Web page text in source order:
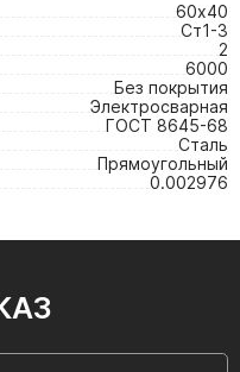
60х40
Ст1-3
2
6000
Без покрытия
Электросварная
ГОСТ 8645-68
Сталь
Прямоугольный
0.002976